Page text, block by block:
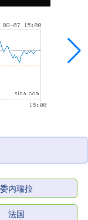
委内瑞拉
法国